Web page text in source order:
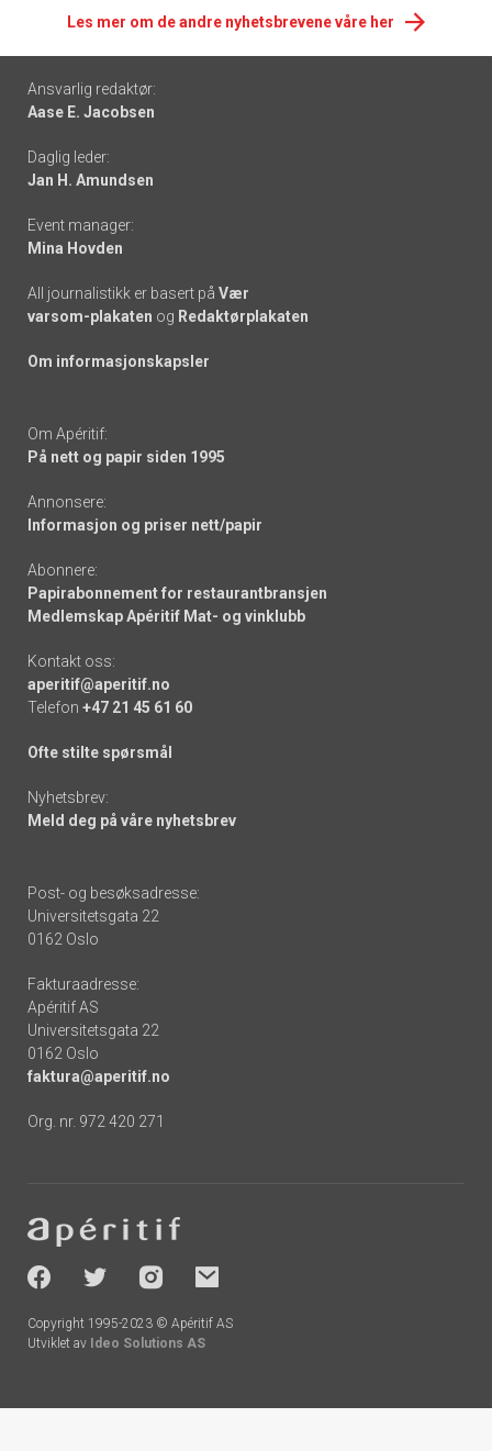
Les mer om de andre nyhetsbrevene våre her
Footer
-
links
Ansvarlig redaktør:
Aase E. Jacobsen
Daglig leder:
Jan H. Amundsen
Event manager:
Mina Hovden
All journalistikk er basert på Vær
varsom-plakaten og Redaktørplakaten
Om informasjonskapsler
Om Apéritif:
På nett og papir siden 1995
Annonsere:
Informasjon og priser nett/papir
Abonnere:
Papirabonnement for restaurantbransjen
Medlemskap Apéritif Mat- og vinklubb
Kontakt oss:
aperitif@aperitif.no
Telefon +47 21 45 61 60
Ofte stilte spørsmål
Nyhetsbrev:
Meld deg på våre nyhetsbrev
Post- og besøksadresse:
Universitetsgata 22
0162 Oslo
Fakturaadresse:
Apéritif AS
Universitetsgata 22
0162 Oslo
faktura@aperitif.no
Org. nr. 972 420 271
-
socials
Copyright 1995-2023 © Apéritif AS
Utviklet av Ideo Solutions AS